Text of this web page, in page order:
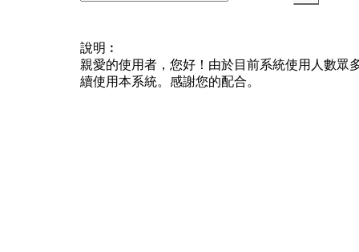
說明︰
親愛的使用者，您好！由於目前系統使用人數眾
續使用本系統。感謝您的配合。